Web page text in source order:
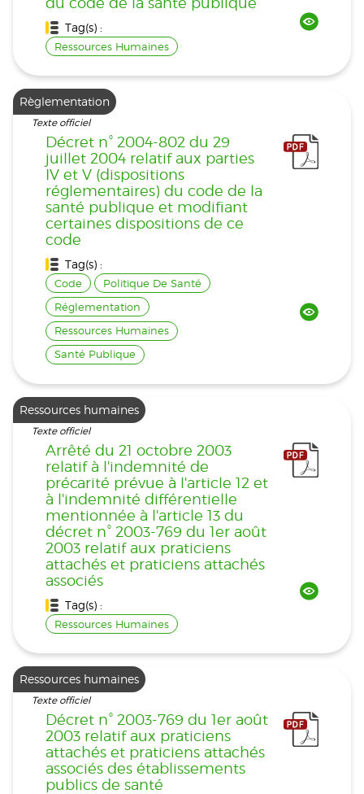
Tag(s) :
Ressources Humaines
Règlementation
Texte officiel
Décret n° 2004-802 du 29
juillet 2004 relatif aux parties
IV et V (dispositions
réglementaires) du code de la
santé publique et modifiant
certaines dispositions de ce
code
Tag(s) :
Code
Politique De Santé
Réglementation
Ressources Humaines
Santé Publique
Ressources humaines
Texte officiel
Arrêté du 21 octobre 2003
relatif à l'indemnité de
précarité prévue à l'article 12 et
à l'indemnité différentielle
mentionnée à l'article 13 du
décret n° 2003-769 du 1er août
2003 relatif aux praticiens
attachés et praticiens attachés
associés
Tag(s) :
Ressources Humaines
Ressources humaines
Texte officiel
Décret n° 2003-769 du 1er août
2003 relatif aux praticiens
attachés et praticiens attachés
associés des établissements
publics de santé